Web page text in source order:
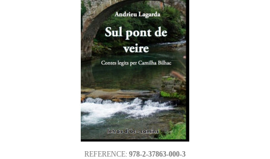
REFERENCE: 978-2-37863-000-3